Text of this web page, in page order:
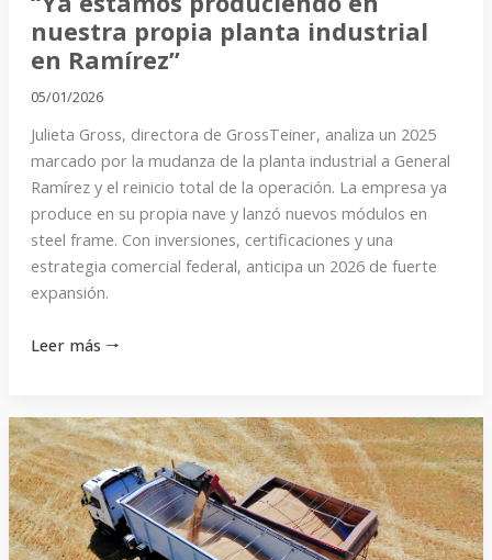
nuestra propia planta industrial
en Ramírez”
05/01/2026
Julieta Gross, directora de GrossTeiner, analiza un 2025
marcado por la mudanza de la planta industrial a General
Ramírez y el reinicio total de la operación. La empresa ya
produce en su propia nave y lanzó nuevos módulos en
steel frame. Con inversiones, certificaciones y una
estrategia comercial federal, anticipa un 2026 de fuerte
expansión.
Leer más 🠒
“En
2026
lanzaremos
los
nuevos